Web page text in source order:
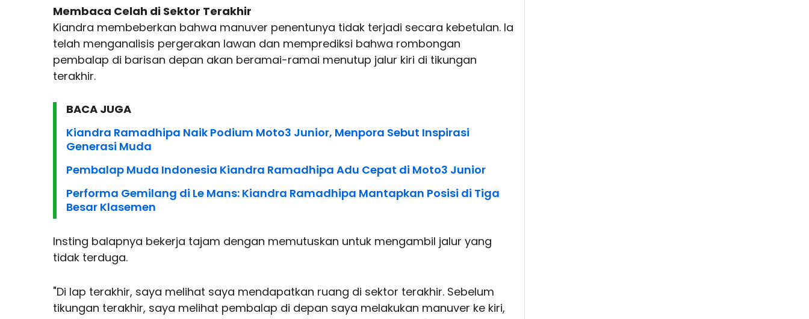
Membaca Celah di Sektor Terakhir
Kiandra membeberkan bahwa manuver penentunya tidak terjadi secara kebetulan. Ia
telah menganalisis pergerakan lawan dan memprediksi bahwa rombongan
pembalap di barisan depan akan beramai-ramai menutup jalur kiri di tikungan
terakhir.
BACA JUGA
Kiandra Ramadhipa Naik Podium Moto3 Junior, Menpora Sebut Inspirasi
Generasi Muda
Pembalap Muda Indonesia Kiandra Ramadhipa Adu Cepat di Moto3 Junior
Performa Gemilang di Le Mans: Kiandra Ramadhipa Mantapkan Posisi di Tiga
Besar Klasemen
Insting balapnya bekerja tajam dengan memutuskan untuk mengambil jalur yang
tidak terduga.
"Di lap terakhir, saya melihat saya mendapatkan ruang di sektor terakhir. Sebelum
tikungan terakhir, saya melihat pembalap di depan saya melakukan manuver ke kiri,